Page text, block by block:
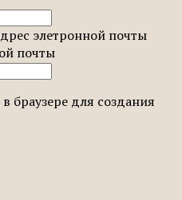
элетронной почты
почты
браузере для создания